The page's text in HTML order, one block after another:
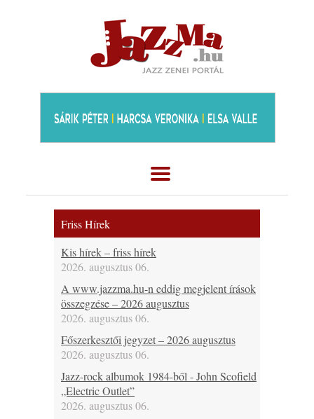
Friss Hírek
Kis hírek – friss hírek
2026. augusztus 06.
A www.jazzma.hu-n eddig megjelent írások
összegzése – 2026 augusztus
2026. augusztus 06.
Főszerkesztői jegyzet – 2026 augusztus
2026. augusztus 06.
Jazz-rock albumok 1984-ből - John Scofield
„Electric Outlet”
2026. augusztus 06.